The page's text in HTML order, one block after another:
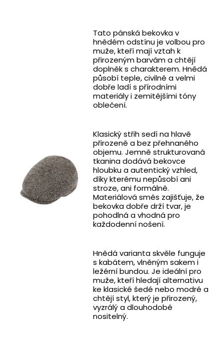
Tato pánská bekovka v
hnědém odstínu je volbou pro
muže, kteří mají vztah k
přirozeným barvám a chtějí
doplněk s charakterem. Hnědá
působí teple, civilně a velmi
dobře ladí s přírodními
materiály i zemitějšími tóny
oblečení.
Klasický střih sedí na hlavě
přirozeně a bez přehnaného
objemu. Jemně strukturovaná
tkanina dodává bekovce
hloubku a autentický vzhled,
díky kterému nepůsobí ani
stroze, ani formálně.
Materiálová směs zajišťuje, že
bekovka dobře drží tvar, je
pohodlná a vhodná pro
každodenní nošení.
Hnědá varianta skvěle funguje
s kabátem, vlněným sakem i
ležérní bundou. Je ideální pro
muže, kteří hledají alternativu
ke klasické šedé nebo modré a
chtějí styl, který je přirozený,
vyzrálý a dlouhodobě
nositelný.